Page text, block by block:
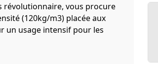
révolutionnaire, vous procure
(120kg/m3) placée aux
un usage intensif pour les